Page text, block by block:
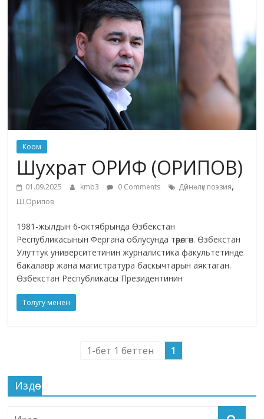
жана
адабияты
Коом
Шухрат ОРИФ (ОРИПОВ)
01.09.2025 kmb3 0 Comments Дүйнөлүк поэзия,
Ш.Орипов
1981-жылдын 6-октябрында Өзбекстан
Республикасынын Фергана облусунда төрөлгөн. Өзбекстан
Улуттук университетинин журналистика факультетинде
бакалавр жана магистратура баскычтарын аяктаган.
Өзбекстан Республикасы Президентинин
Толугу менен
1-бет 1 беттен 1
Издөө